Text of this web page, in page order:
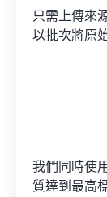
只需上傳來
以批次將原
我們同時使
質達到最高